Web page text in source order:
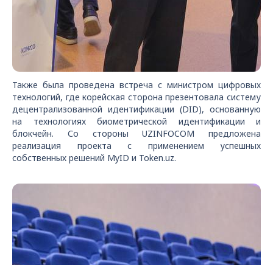
Также была проведена встреча с министром цифровых
технологий, где корейская сторона презентовала систему
децентрализованной идентификации (DID), основанную
на технологиях биометрической идентификации и
блокчейн. Со стороны UZINFOCOM предложена
реализация проекта с применением успешных
собственных решений MyID и Token.uz.